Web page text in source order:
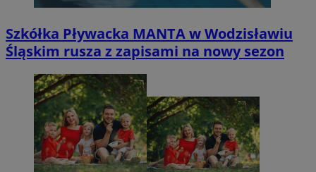
Szkółka Pływacka MANTA w Wodzisławiu
Śląskim rusza z zapisami na nowy sezon